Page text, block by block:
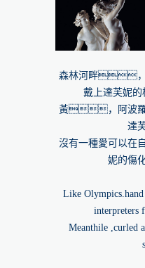
森林河畔
戴上達芙妮
黃，阿波
達
沒有一種愛可以
妮的傷
Like
interpreters
Meanthile ,curled